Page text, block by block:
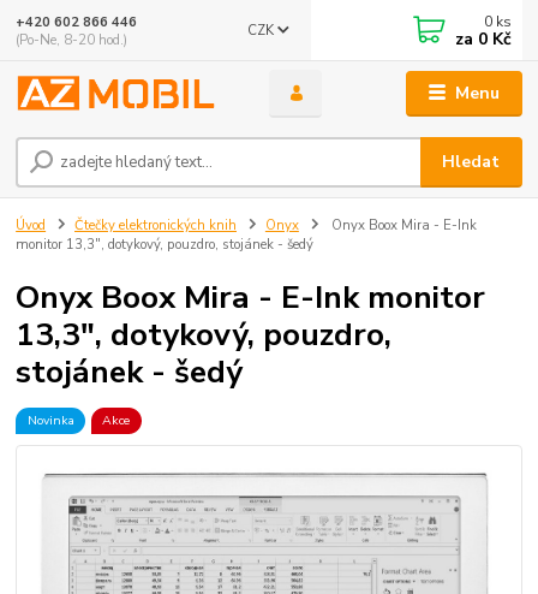
Menu
CZK
Hledat
+420 602 866 446
(Po-Ne, 8-20 hod.)
0 ks
za 0 Kč
Úvod Čtečky elektronických knih Onyx
Onyx Boox Mira - E-Ink
monitor 13,3", dotykový, pouzdro, stojánek - šedý
Onyx Boox Mira - E-Ink monitor
13,3", dotykový, pouzdro,
stojánek - šedý
Novinka Akce